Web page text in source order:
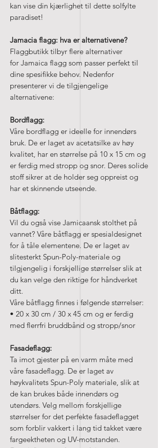
kan vise din kjærlighet til dette solfylte
paradiset!
Jamacia flagg: hva er alternativene?
Flaggbutikk tilbyr flere alternativer
for Jamaica flagg som passer perfekt til
dine spesifikke behov. Nedenfor
presenterer vi de tilgjengelige
alternativene:
Bordflagg:
Våre bordflagg er ideelle for innendørs
bruk. De er laget av acetatsilke av høy
kvalitet, har en størrelse på 10 x 15 cm og
er ferdig med stropp og snor. Deres solide
stoff sikrer at de holder seg oppreist og
har et skinnende utseende.
Båtflagg:
Vil du også vise Jamicaansk stolthet på
vannet? Våre båtflagg er spesialdesignet
for å tåle elementene. De er laget av
slitesterkt Spun-Poly-materiale og
tilgjengelig i forskjellige størrelser slik at
du kan velge den riktige for håndverket
ditt.
Våre båtflagg finnes i følgende størrelser:
• 20 x 30 cm / 30 x 45 cm og er ferdig
med flerrfri bruddbånd og stropp/snor
Fasadeflagg:
Ta imot gjester på en varm måte med
våre fasadeflagg. De er laget av
høykvalitets Spun-Poly materiale, slik at
de kan brukes både innendørs og
utendørs. Velg mellom forskjellige
størrelser for det perfekte fasadeflagget
som forblir vakkert i lang tid takket være
fargeektheten og UV-motstanden.